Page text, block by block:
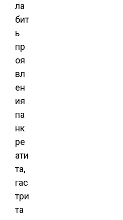
ла
бит
ь
пр
оя
вл
ен
ия
па
нк
ре
ати
та,
гас
три
та